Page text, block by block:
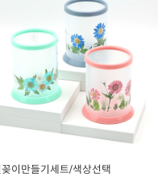
이만들기세트/색상선택